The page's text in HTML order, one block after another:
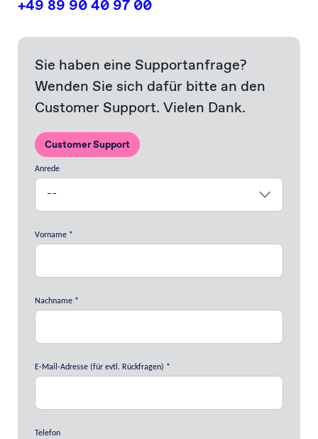
+49 89 90 40 97 00
Sie haben eine Supportanfrage?
Wenden Sie sich dafür bitte an den
Customer Support. Vielen Dank.
Customer Support
Anrede
Vorname
Nachname
E-Mail-Adresse (für evtl. Rückfragen)
Telefon